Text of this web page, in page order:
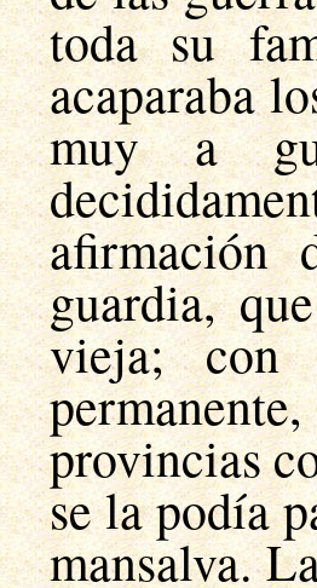
toda su
acaparaba
muy a
afirmación
guardia,
vieja; con
provincias
se la podía
mansalva.